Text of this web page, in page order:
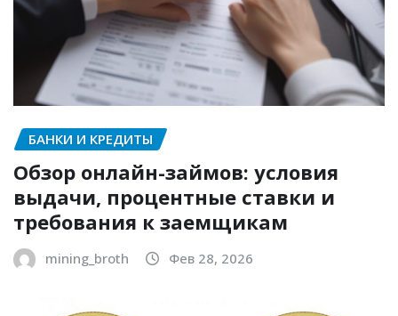
БАНКИ И КРЕДИТЫ
Обзор онлайн-займов: условия
выдачи, процентные ставки и
требования к заемщикам
mining_broth Фев 28, 2026